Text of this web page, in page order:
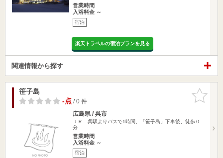
営業時間
入浴料金 ～
宿泊
楽天トラベルの宿泊プランを見る
関連情報から探す
お気に入
りに追加
笹子島
-点/ 0 件
広島県 / 呉市
ＪＲ 呉駅よりバスで1時間、「笹子島」下車後、徒歩０
分
営業時間
入浴料金 ～
宿泊